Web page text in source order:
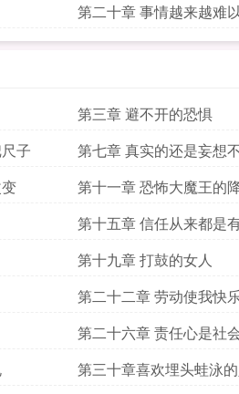
第二十章 事情越来越难
第三章 避不开的恐惧
子 第七章 真实的还是妄想
第十一章 恐怖大魔王的
第十五章 信任从来都是
第十九章 打鼓的女人
第二十二章 劳动使我快
第二十六章 责任心是社
心
第三十章喜欢埋头蛙泳